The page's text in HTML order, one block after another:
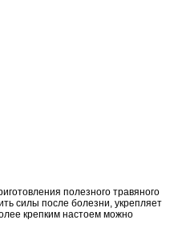
полезного травяного
силы после болезни, укрепляет
крепким настоем можно